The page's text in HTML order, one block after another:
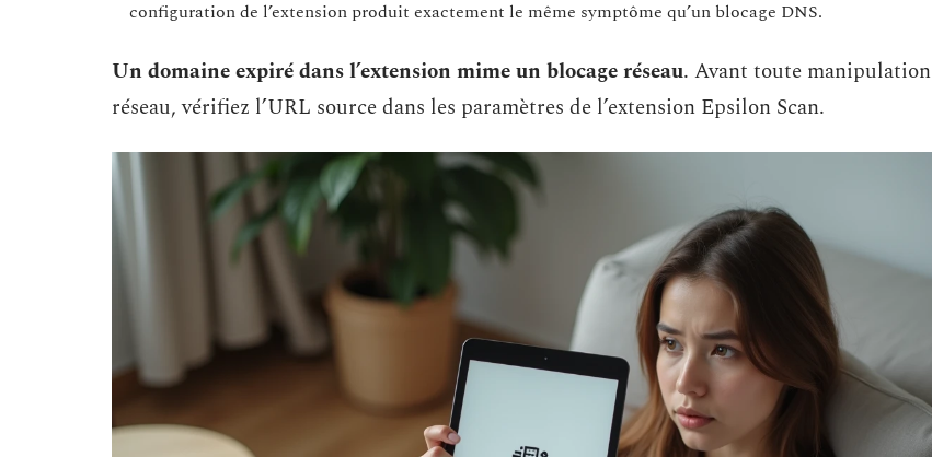
configuration de l’extension produit exactement le même symptôme qu’un blocage DNS.
Un domaine expiré dans l’extension mime un blocage réseau. Avant toute manipulation
réseau, vérifiez l’URL source dans les paramètres de l’extension Epsilon Scan.